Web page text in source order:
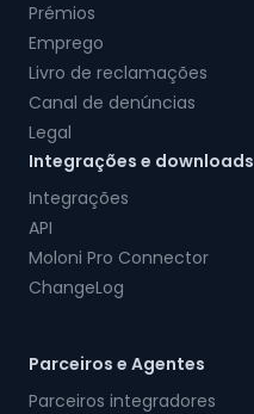
Prémios
Emprego
Livro de reclamações
Canal de denúncias
Legal
Integrações e downloads
Integrações
API
Moloni Pro Connector
ChangeLog
Parceiros e Agentes
Parceiros integradores